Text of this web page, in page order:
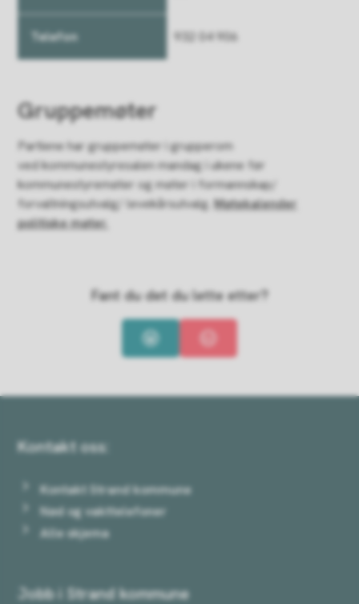
932 04 906
Gruppemøter
Partiene har gruppemøter i grupperom
ved kommunestyresalen mandag i ukene før
kommunestyremøter og møter i formannskap/
forvaltningsutvalg/ levekårsutvalg.Møtekalender
politiske møter.
Fant du det du lette etter?
Ja Nei
Kontakt oss:
Kontakt Strand kommune
Nød og vakttelefoner
Alle skjema
Jobb i Strand kommune